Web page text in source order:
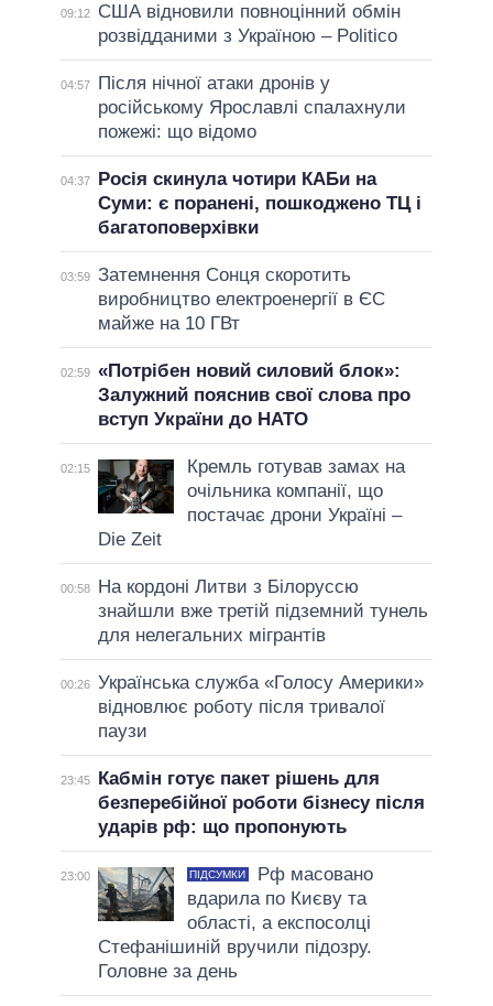
09:12
США відновили повноцінний обмін
розвідданими з Україною – Politico
04:57
Після нічної атаки дронів у
російському Ярославлі спалахнули
пожежі: що відомо
04:37
Росія скинула чотири КАБи на
Суми: є поранені, пошкоджено ТЦ і
багатоповерхівки
03:59 Затемнення Сонця скоротить
виробництво електроенергії в ЄС
майже на 10 ГВт
02:59 «Потрібен новий силовий блок»:
Залужний пояснив свої слова про
вступ України до НАТО
02:15
Кремль готував замах на
очільника компанії, що
постачає дрони Україні –
Die Zeit
00:58
На кордоні Литви з Білоруссю
знайшли вже третій підземний тунель
для нелегальних мігрантів
00:26 Українська служба «Голосу Америки»
відновлює роботу після тривалої
паузи
23:45
Кабмін готує пакет рішень для
безперебійної роботи бізнесу після
ударів рф: що пропонують
23:00 ПІДСУМКИ
Рф масовано
вдарила по Києву та
області, а експосолці
Стефанішиній вручили підозру.
Головне за день